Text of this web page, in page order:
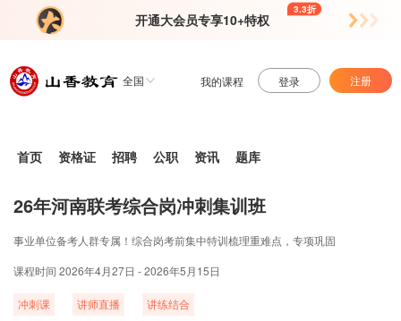
开通大会员专享10+特权
3.3折
全国 我的课程 登录 注册
首页 资格证 招聘 公职 资讯 题库
26年河南联考综合岗冲刺集训班
事业单位备考人群专属！综合岗考前集中特训梳理重难点，专项巩固
课程时间 2026年4月27日 - 2026年5月15日
冲刺课 讲师直播 讲练结合